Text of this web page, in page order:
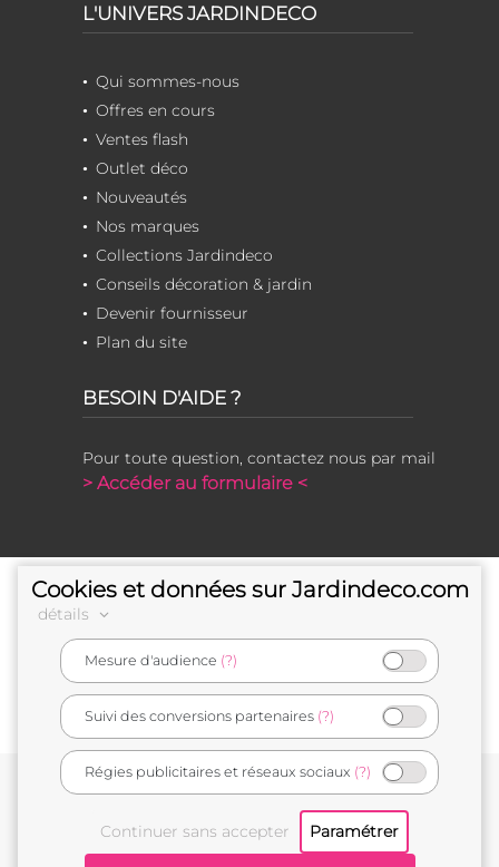
L'UNIVERS JARDINDECO
Qui sommes-nous
Offres en cours
Ventes flash
Outlet déco
Nouveautés
Nos marques
Collections Jardindeco
Conseils décoration & jardin
Devenir fournisseur
Plan du site
BESOIN D'AIDE ?
Pour toute question, contactez nous par mail
> Accéder au formulaire <
e-commerçant français
Cookies et données sur Jardindeco.com
détails
Mesure d'audience (?)
Suivi des conversions partenaires (?)
Régies publicitaires et réseaux sociaux (?)